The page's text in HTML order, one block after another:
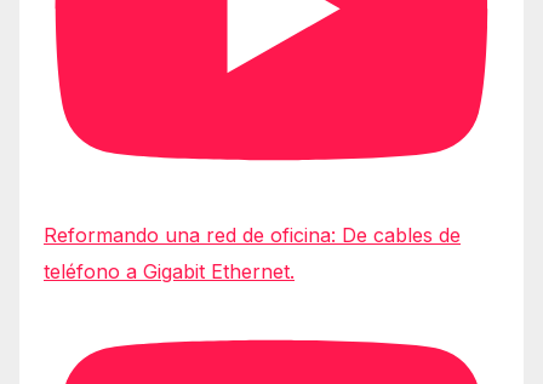
Reformando una red de oficina: De cables de
teléfono a Gigabit Ethernet.